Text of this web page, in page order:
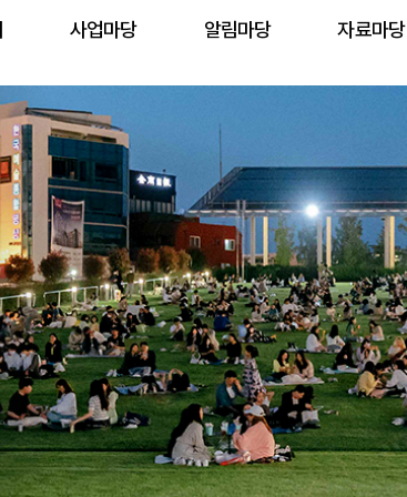
사업마당 알림마당 자료마당